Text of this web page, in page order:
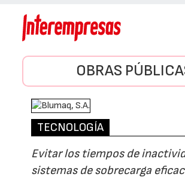
OBRAS
TECNOLOGÍA
Evitar los tiempos de
sistemas de sobrecarga